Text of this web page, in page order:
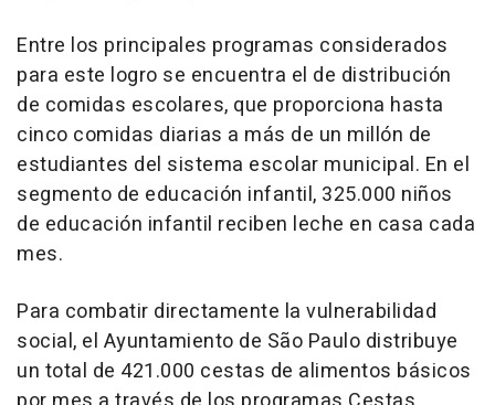
Entre los principales programas considerados
para este logro se encuentra el de distribución
de comidas escolares, que proporciona hasta
cinco comidas diarias a más de un millón de
estudiantes del sistema escolar municipal. En el
segmento de educación infantil, 325.000 niños
de educación infantil reciben leche en casa cada
mes.
Para combatir directamente la vulnerabilidad
social, el Ayuntamiento de São Paulo distribuye
un total de 421.000 cestas de alimentos básicos